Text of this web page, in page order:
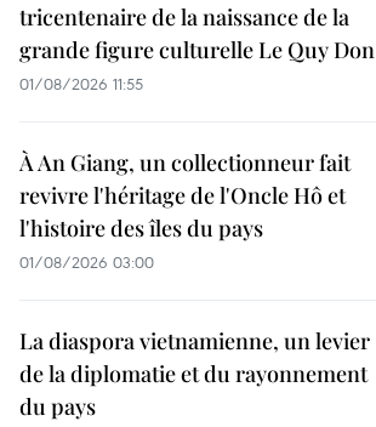
tricentenaire de la naissance de la
grande figure culturelle Le Quy Don
01/08/2026 11:55
À An Giang, un collectionneur fait
revivre l'héritage de l'Oncle Hô et
l'histoire des îles du pays
01/08/2026 03:00
La diaspora vietnamienne, un levier
de la diplomatie et du rayonnement
du pays